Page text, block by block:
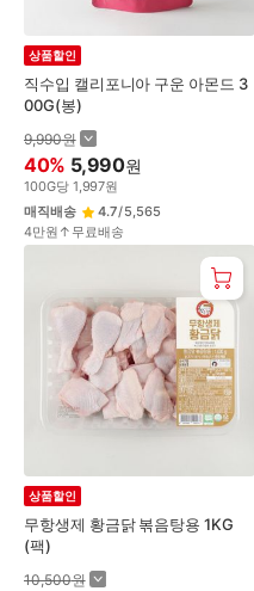
직수입 캘리포니아 구운 아몬드 3
00G(봉)
상품할인
9,990원
40% 5,990원
100G당 1,997원
매직배송
4.7/5,565
4만원↑무료배송
무항생제 황금닭 볶음탕용 1KG
(팩)
상품할인
10,500원